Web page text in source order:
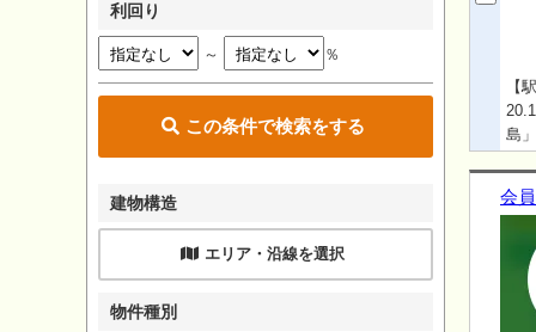
【
島
す。
会
利回り
～ ％
この条件で検索をする
建物構造
エリア・沿線を選択
物件種別